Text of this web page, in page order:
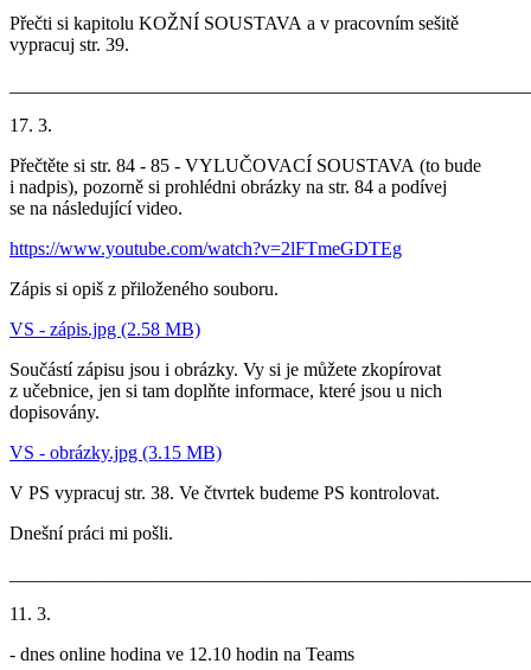
Přečti si kapitolu KOŽNÍ SOUSTAVA a v pracovním sešitě
vypracuj str. 39.
17. 3.
Přečtěte si str. 84 - 85 - VYLUČOVACÍ SOUSTAVA (to bude
i nadpis), pozorně si prohlédni obrázky na str. 84 a podívej
se na následující video.
https://www.youtube.com/watch?v=2lFTmeGDTEg
Zápis si opiš z přiloženého souboru.
VS - zápis.jpg (2.58 MB)
Součástí zápisu jsou i obrázky. Vy si je můžete zkopírovat
z učebnice, jen si tam doplňte informace, které jsou u nich
dopisovány.
VS - obrázky.jpg (3.15 MB)
V PS vypracuj str. 38. Ve čtvrtek budeme PS kontrolovat.
Dnešní práci mi pošli.
11. 3.
- dnes online hodina ve 12.10 hodin na Teams